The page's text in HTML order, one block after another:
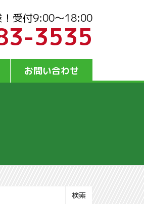
！受付9:00～18:00
3535
お問い合わせ